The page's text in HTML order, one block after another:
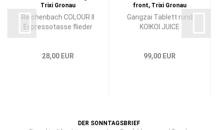
Reichenbach COLOUR II
Espressotasse flieder
28,00 EUR
Gangzai Tablett rund
KOIKOI JUICE
99,00 EUR
DER SONNTAGSBRIEF